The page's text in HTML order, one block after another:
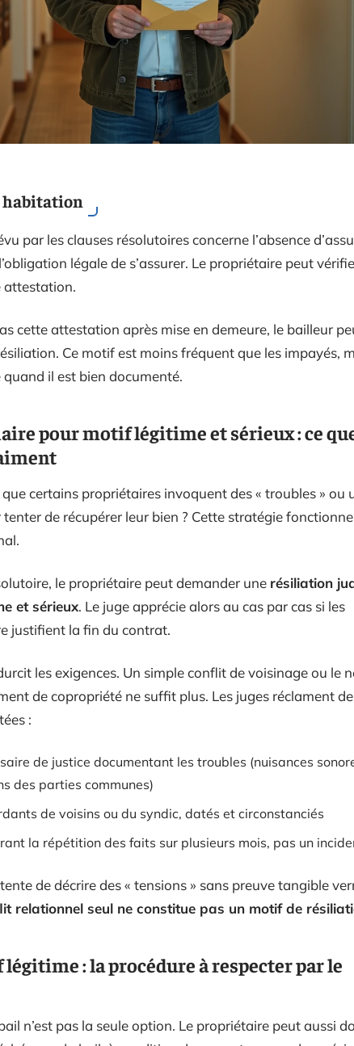
habitation
par les clauses résolutoires concerne l’absence
légale de s’assurer. Le propriétaire peut
attestation.
cette attestation après mise en demeure, le bailleur
Ce motif est moins fréquent que les impayés,
il est bien documenté.
pour motif légitime et sérieux : ce
certains propriétaires invoquent des « troubles » ou
de récupérer leur bien ? Cette stratégie fonctionne
le propriétaire peut demander une résiliation
et sérieux. Le juge apprécie alors au cas par cas si les
justifient la fin du contrat.
les exigences. Un simple conflit de voisinage ou le
de copropriété ne suffit plus. Les juges réclament
:
de justice documentant les troubles (nuisances
des parties communes)
de voisins ou du syndic, datés et circonstanciés
la répétition des faits sur plusieurs mois, pas un
de décrire des « tensions » sans preuve tangible
relationnel seul ne constitue pas un motif de
: la procédure à respecter par le
n’est pas la seule option. Le propriétaire peut aussi